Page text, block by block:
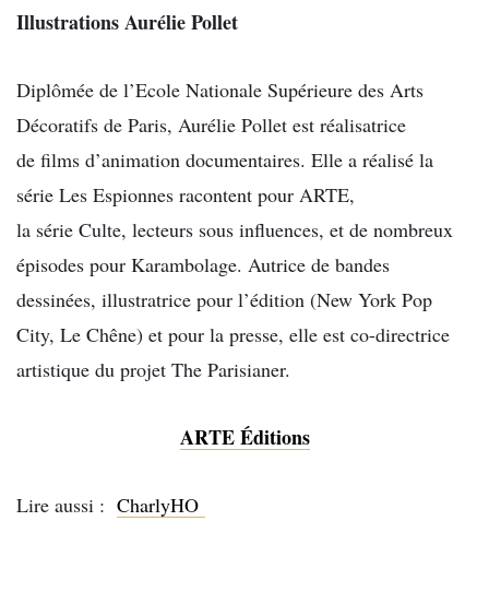
Illustrations Aurélie Pollet
Diplômée de l’Ecole Nationale Supérieure des Arts
Décoratifs de Paris, Aurélie Pollet est réalisatrice
de films d’animation documentaires. Elle a réalisé la
série Les Espionnes racontent pour ARTE,
la série Culte, lecteurs sous influences, et de nombreux
épisodes pour Karambolage. Autrice de bandes
dessinées, illustratrice pour l’édition (New York Pop
City, Le Chêne) et pour la presse, elle est co-directrice
artistique du projet The Parisianer.
ARTE Éditions
Lire aussi : CharlyHO